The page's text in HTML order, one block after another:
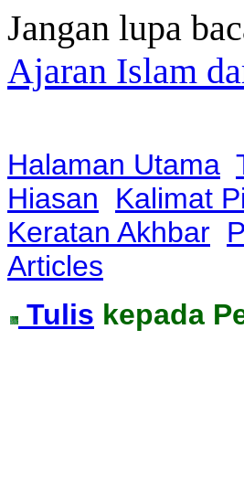
Jangan lupa
Ajaran Islam
Halaman Utama
Hiasan
Kalimat
Keratan Akhbar
Articles
Tulis kepada